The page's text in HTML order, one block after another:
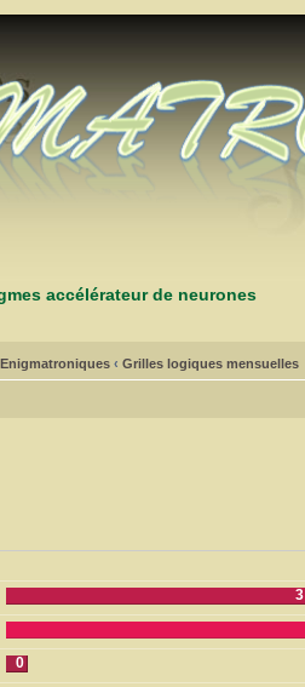
accélérateur de neurones
‹ Grilles logiques mensuelles
3
0